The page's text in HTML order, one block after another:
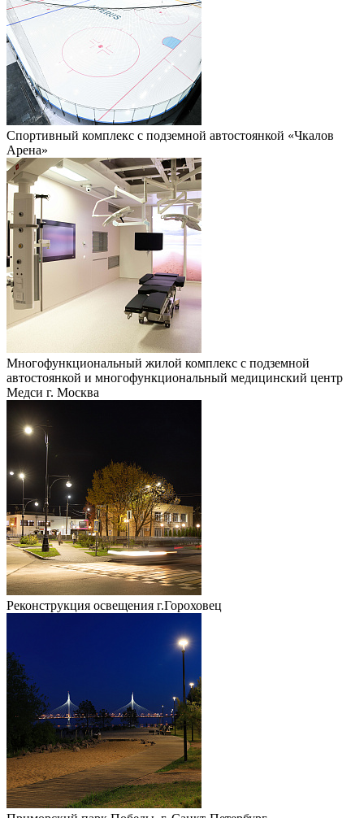
Спортивный комплекс с подземной автостоянкой «Чкалов
Арена»
Многофункциональный жилой комплекс с подземной
автостоянкой и многофункциональный медицинский центр
Медси г. Москва
Реконструкция освещения г.Гороховец